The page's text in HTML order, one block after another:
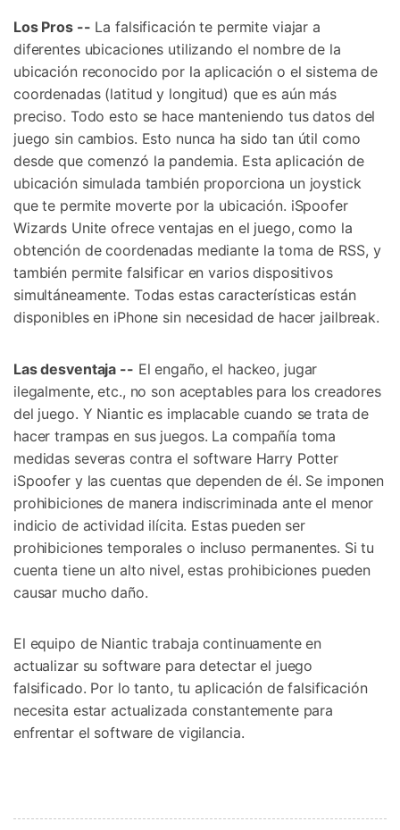
Los Pros -- La falsificación te permite viajar a
diferentes ubicaciones utilizando el nombre de la
ubicación reconocido por la aplicación o el sistema de
coordenadas (latitud y longitud) que es aún más
preciso. Todo esto se hace manteniendo tus datos del
juego sin cambios. Esto nunca ha sido tan útil como
desde que comenzó la pandemia. Esta aplicación de
ubicación simulada también proporciona un joystick
que te permite moverte por la ubicación. iSpoofer
Wizards Unite ofrece ventajas en el juego, como la
obtención de coordenadas mediante la toma de RSS, y
también permite falsificar en varios dispositivos
simultáneamente. Todas estas características están
disponibles en iPhone sin necesidad de hacer jailbreak.
Las desventaja -- El engaño, el hackeo, jugar
ilegalmente, etc., no son aceptables para los creadores
del juego. Y Niantic es implacable cuando se trata de
hacer trampas en sus juegos. La compañía toma
medidas severas contra el software Harry Potter
iSpoofer y las cuentas que dependen de él. Se imponen
prohibiciones de manera indiscriminada ante el menor
indicio de actividad ilícita. Estas pueden ser
prohibiciones temporales o incluso permanentes. Si tu
cuenta tiene un alto nivel, estas prohibiciones pueden
causar mucho daño.
El equipo de Niantic trabaja continuamente en
actualizar su software para detectar el juego
falsificado. Por lo tanto, tu aplicación de falsificación
necesita estar actualizada constantemente para
enfrentar el software de vigilancia.